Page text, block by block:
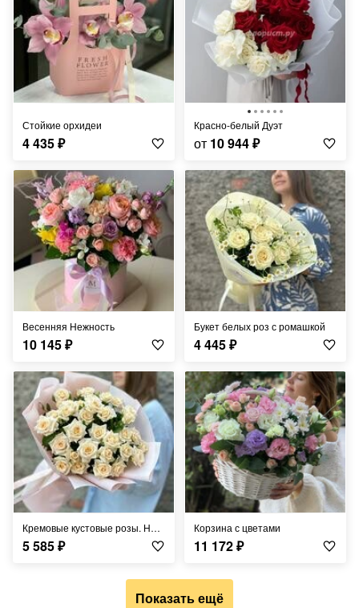
Стойкие орхидеи
4 435₽
Красно-белый Дуэт
от 10 944₽
Весенняя Нежность
10 145₽
Букет белых роз с ромашкой
4 445₽
Кремовые кустовые розы. Нежный букет
5 585₽
Корзина с цветами
11 172₽
Показать ещё